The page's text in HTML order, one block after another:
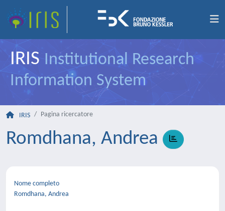
IRIS Institutional Research
Information System
IRIS Pagina ricercatore
Romdhana, Andrea
Nome completo
Romdhana, Andrea